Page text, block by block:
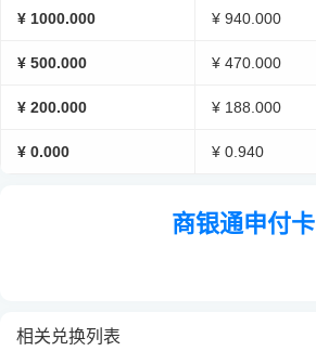
¥ 1000.000 ¥ 940.000
¥ 500.000 ¥ 470.000
¥ 200.000 ¥ 188.000
¥ 0.000 ¥ 0.940
商银通申付卡
相关兑换列表